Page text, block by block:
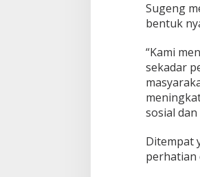
Sugeng
bentuk
“Kami
sekadar
sosial
Ditempat
perhatian